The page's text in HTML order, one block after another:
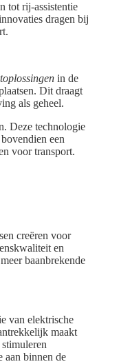
tot rij-assistentie
dragen bij
in de
Dit draagt
als geheel.
Deze technologie
een
voor transport.
creëren voor
en
baanbrekende
van elektrische
maakt
aan binnen de